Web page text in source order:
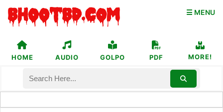
☰ MENU
HOME AUDIO GOLPO PDF MORE!